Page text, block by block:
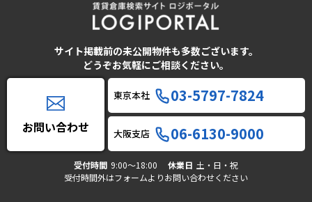
サイト掲載前の未公開物件も多数ございます。
どうぞお気軽にご相談ください。
お問い合わせ
東京本社 03-5797-7824
大阪支店 06-6130-9000
受付時間 9:00〜18:00 休業日 土・日・祝
受付時間外はフォームよりお問い合わせください